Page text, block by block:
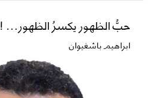
حبُّ الظهور يكسرُ الظهور... !
ابراهيم باشغيوان